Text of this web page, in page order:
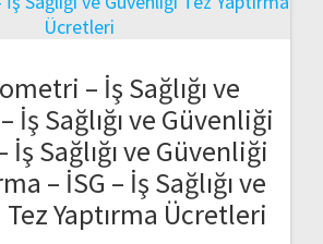
– İş Sağlığı ve
İş Sağlığı ve Güvenliği
İş Sağlığı ve Güvenliği
– İSG – İş Sağlığı ve
Yaptırma Ücretleri